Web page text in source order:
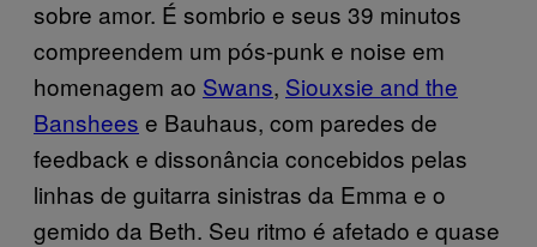
sobre amor. É sombrio e seus 39 minutos
compreendem um pós-punk e noise em
homenagem ao Swans, Siouxsie and the
Banshees e Bauhaus, com paredes de
feedback e dissonância concebidos pelas
linhas de guitarra sinistras da Emma e o
gemido da Beth. Seu ritmo é afetado e quase